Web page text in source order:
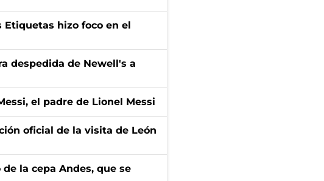
Etiquetas hizo foco en el
despedida de Newell's a
el padre de Lionel Messi
oficial de la visita de León
la cepa Andes, que se